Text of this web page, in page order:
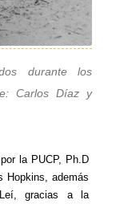
durante los
Carlos Díaz y
la PUCP, Ph.D
Hopkins, además
gracias a la